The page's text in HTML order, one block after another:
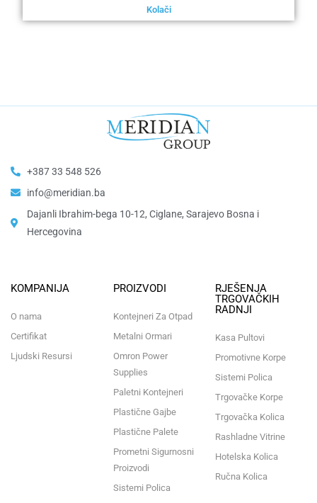
Kolači
+387 33 548 526
info@meridian.ba
Dajanli Ibrahim-bega 10-12, Ciglane, Sarajevo Bosna i
Hercegovina​
KOMPANIJA
O nama
Certifikat
Ljudski Resursi
PROIZVODI
Kontejneri Za Otpad
Metalni Ormari
Omron Power
Supplies
Paletni Kontejneri
Plastične Gajbe
Plastične Palete
Prometni Sigurnosni
Proizvodi
Sistemi Polica
RJEŠENJA
TRGOVAČKIH
RADNJI
Kasa Pultovi
Promotivne Korpe
Sistemi Polica
Trgovačke Korpe
Trgovačka Kolica
Rashladne Vitrine
Hotelska Kolica
Ručna Kolica